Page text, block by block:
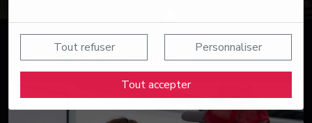
Tout refuser Personnaliser
Tout accepter
Suivez nos actualités